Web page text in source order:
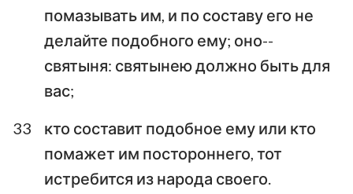
помазывать им, и по составу его не
делайте подобного ему; оно--
святыня: святынею должно быть для
вас;
33
кто составит подобное ему или кто
помажет им постороннего, тот
истребится из народа своего.